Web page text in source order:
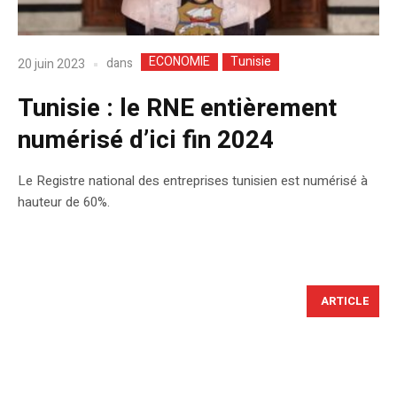
20 juin 2023 dans ECONOMIE Tunisie
Tunisie : le RNE entièrement
numérisé d’ici fin 2024
Le Registre national des entreprises tunisien est numérisé à
hauteur de 60%.
ARTICLE